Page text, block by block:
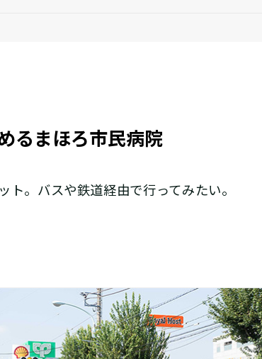
るまほろ市民病院
。バスや鉄道経由で行ってみたい。